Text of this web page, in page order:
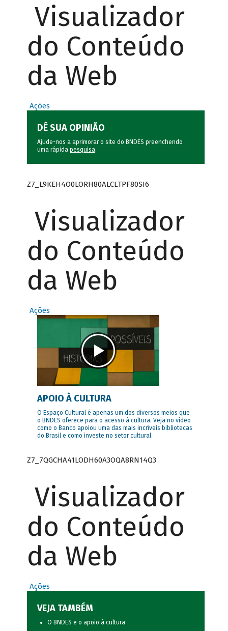
Visualizador
do Conteúdo
da Web
Ações
DÊ SUA OPINIÃO
Ajude-nos a aprimorar o site do BNDES preenchendo
uma rápida pesquisa.
Z7_L9KEH4O0LORH80ALCLTPF80SI6
Visualizador
do Conteúdo
da Web
Ações
APOIO À CULTURA
O Espaço Cultural é apenas um dos diversos meios que
o BNDES oferece para o acesso à cultura. Veja no vídeo
como o Banco apoiou uma das mais incríveis bibliotecas
do Brasil e como investe no setor cultural.
Z7_7QGCHA41LODH60A3OQA8RN14Q3
Visualizador
do Conteúdo
da Web
Ações
VEJA TAMBÉM
O BNDES e o apoio à cultura